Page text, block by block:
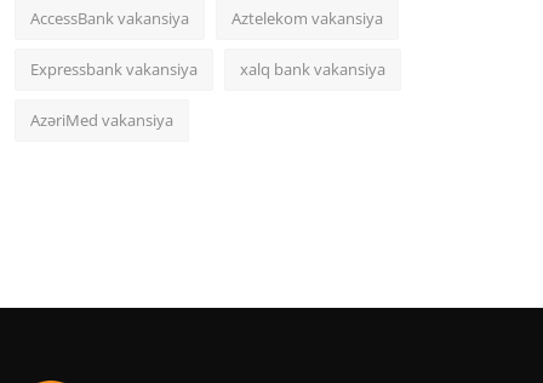
AccessBank vakansiya Aztelekom vakansiya
Expressbank vakansiya xalq bank vakansiya
AzəriMed vakansiya